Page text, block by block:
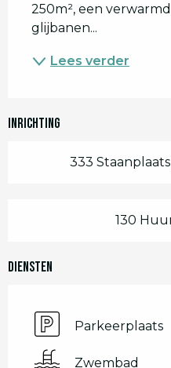
250m², een
glijbanen...
Lees verder
Inrichting
333
130
Diensten
Parkeerplaats
Zwembad